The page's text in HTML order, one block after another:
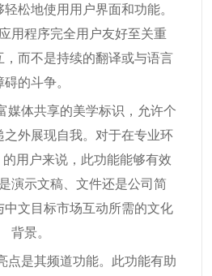
松地使用用户界面和功能。
用程序完全用户友好至关重
而不是持续的翻译或与语言
碍的斗争。
媒体共享的美学标识，允许个
之外展现自我。对于在专业环
用户来说，此功能能够有效
演示文稿、文件还是公司简
文目标市场互动所需的文化
背景。
点是其频道功能。此功能有助